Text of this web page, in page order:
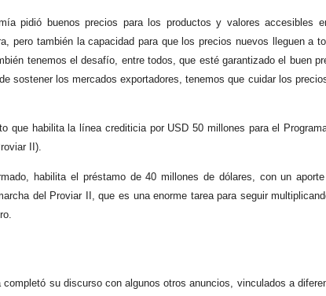
pidió buenos precios para los productos y valores accesibles
pero también la capacidad para que los precios nuevos lleguen a
tenemos el desafío, entre todos, que esté garantizado el buen
sostener los mercados exportadores, tenemos que cuidar los
que habilita la línea crediticia por USD 50 millones para el
II).
habilita el préstamo de 40 millones de dólares, con un aporte
del Proviar II, que es una enorme tarea para seguir
su discurso con algunos otros anuncios, vinculados a